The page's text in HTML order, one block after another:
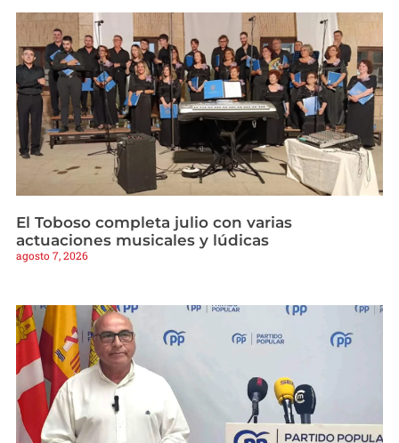
El Toboso completa julio con varias
actuaciones musicales y lúdicas
agosto 7, 2026